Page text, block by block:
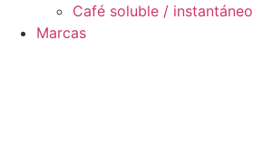
Café soluble / instantáneo
Marcas